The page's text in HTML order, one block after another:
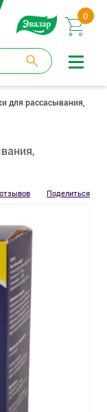
0
изменить
для рассасывания,
Поделиться